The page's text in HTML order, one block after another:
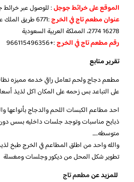
الموقع على خرائط جوجل: للوصول عبر
عنوان مطعم تاج في الخرج
:6771 طريق
16278 2774، المملكة العربية السعودية
رقم مطعم تاج في الخرج:+966115496356
تقرير متابع
مطعم دجاج ولحم تعامل راقي خدمه مميزه
على التباعد بس زحمه على المكان اكل لذيذ
احد مطاعم الكبسات اللحم والدجاج بأنواعها
ذبايح مناسبات وتوجد جلسات داخليه بسس
متوسطه…..
والله واحد من اطلق المطاعم في الخرج طبخ
تطوير شكل المحل من ديكور وجلسات ومغسلة
للمزيد عنمطعم تاج